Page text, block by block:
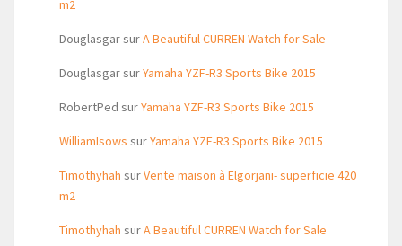
m2
DouglasgarsurA Beautiful CURREN Watch for Sale
DouglasgarsurYamaha YZF-R3 Sports Bike 2015
RobertPed surYamaha YZF-R3 Sports Bike 2015
WilliamIsows surYamaha YZF-R3 Sports Bike 2015
Timothyhah surVente maison à Elgorjani- superficie 420
m2
Timothyhah surA Beautiful CURREN Watch for Sale